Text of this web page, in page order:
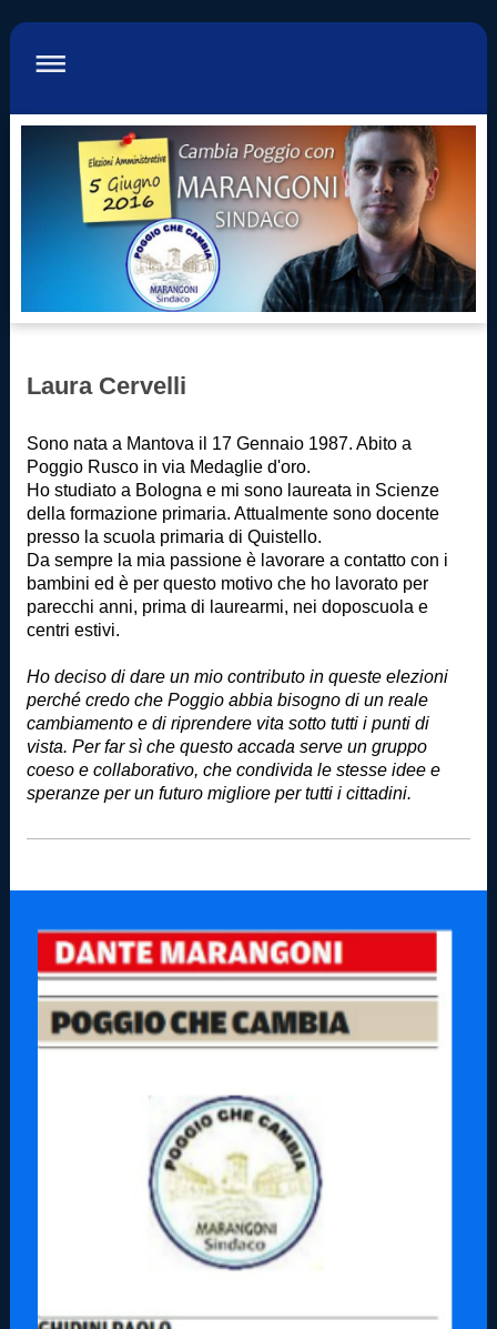
Laura Cervelli
Sono nata a Mantova il 17 Gennaio 1987. Abito a
Poggio Rusco in via Medaglie d'oro.
Ho studiato a Bologna e mi sono laureata in Scienze
della formazione primaria. Attualmente sono docente
presso la scuola primaria di Quistello.
Da sempre la mia passione è lavorare a contatto con i
bambini ed è per questo motivo che ho lavorato per
parecchi anni, prima di laurearmi, nei doposcuola e
centri estivi.
Ho deciso di dare un mio contributo in queste elezioni
perché credo che Poggio abbia bisogno di un reale
cambiamento e di riprendere vita sotto tutti i punti di
vista. Per far sì che questo accada serve un gruppo
coeso e collaborativo, che condivida le stesse idee e
speranze per un futuro migliore per tutti i cittadini.